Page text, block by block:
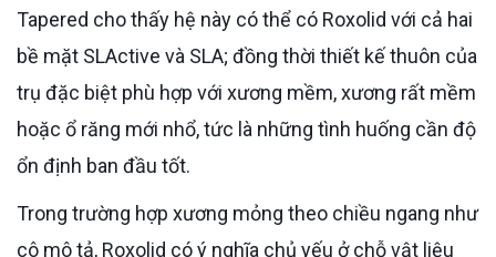
Tapered cho thấy hệ này có thể có Roxolid với cả hai
bề mặt SLActive và SLA; đồng thời thiết kế thuôn của
trụ đặc biệt phù hợp với xương mềm, xương rất mềm
hoặc ổ răng mới nhổ, tức là những tình huống cần độ
ổn định ban đầu tốt.
Trong trường hợp xương mỏng theo chiều ngang như
cô mô tả, Roxolid có ý nghĩa chủ yếu ở chỗ vật liệu